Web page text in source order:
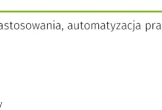
nowej karcie